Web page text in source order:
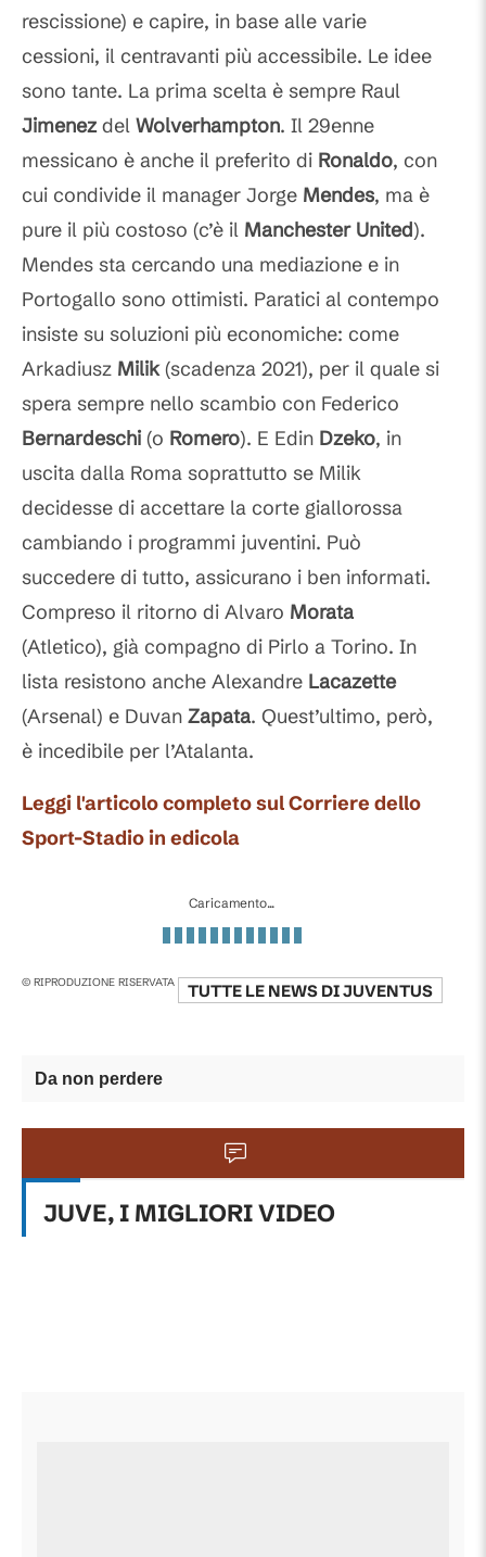
rescissione) e capire, in base alle varie
cessioni, il centravanti più accessibile. Le idee
sono tante. La prima scelta è sempre Raul
Jimenezdel Wolverhampton. Il 29enne
messicano è anche il preferito di Ronaldo, con
cui condivide il manager Jorge Mendes, ma è
pure il più costoso (c’è il Manchester United).
Mendes sta cercando una mediazione e in
Portogallo sono ottimisti. Paratici al contempo
insiste su soluzioni più economiche: come
Arkadiusz Milik(scadenza 2021), per il quale si
spera sempre nello scambio con Federico
Bernardeschi (o Romero). E Edin Dzeko, in
uscita dalla Roma soprattutto se Milik
decidesse di accettare la corte giallorossa
cambiando i programmi juventini. Può
succedere di tutto, assicurano i ben informati.
Compreso il ritorno di Alvaro Morata
(Atletico), già compagno di Pirlo a Torino. In
lista resistono anche Alexandre Lacazette
(Arsenal) e Duvan Zapata. Quest’ultimo, però,
è incedibile per l’Atalanta.
Leggi l'articolo completo sul Corriere dello
Sport-Stadio in edicola
Caricamento...
© RIPRODUZIONE RISERVATA TUTTE LE NEWS DIJUVENTUS
Da non perdere
JUVE, I MIGLIORI VIDEO